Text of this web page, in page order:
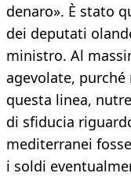
denaro». È stato
dei deputati
ministro. Al
agevolate,
questa linea,
di sfiducia
mediterranei
i soldi